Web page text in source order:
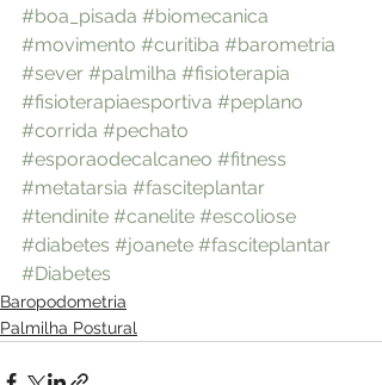
#boa_pisada #biomecanica
#movimento #curitiba #barometria
#sever #palmilha #fisioterapia
#fisioterapiaesportiva #peplano
#corrida #pechato
#esporaodecalcaneo #fitness
#metatarsia #fasciteplantar
#tendinite #canelite #escoliose
#diabetes #joanete #fasciteplantar
#Diabetes
Baropodometria
Palmilha Postural